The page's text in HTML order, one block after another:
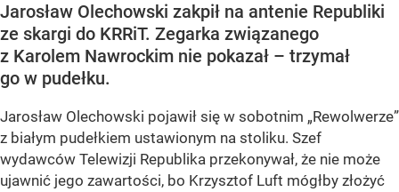
Jarosław Olechowski zakpił na antenie Republiki
ze skargi do KRRiT. Zegarka związanego
z Karolem Nawrockim nie pokazał – trzymał
go w pudełku.
Jarosław Olechowski pojawił się w sobotnim „Rewolwerze”
z białym pudełkiem ustawionym na stoliku. Szef
wydawców Telewizji Republika przekonywał, że nie może
ujawnić jego zawartości, bo Krzysztof Luft mógłby złożyć